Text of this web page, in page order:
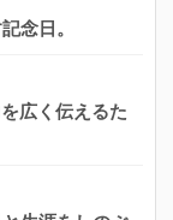
念日。
広く伝えるた